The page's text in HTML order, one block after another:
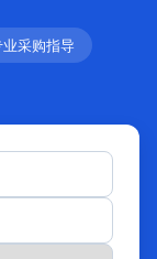
业采购指导